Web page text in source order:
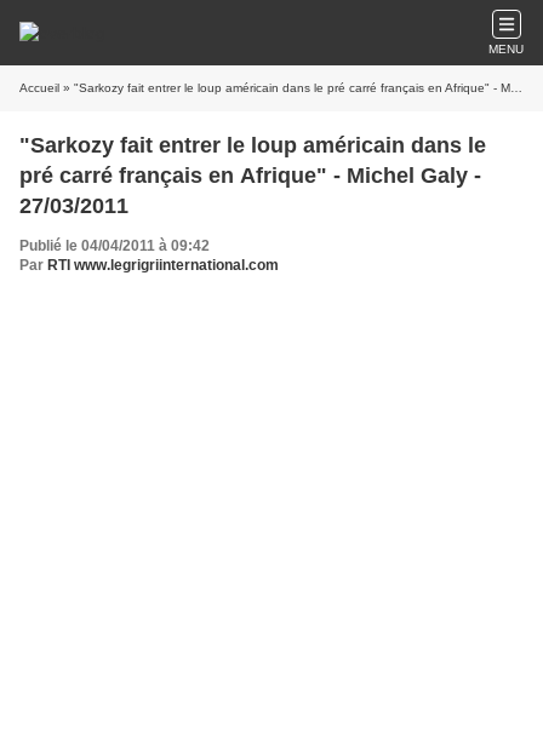
MENU
Accueil » "Sarkozy fait entrer le loup américain dans le pré carré français en Afrique" - Michel Galy - 27/03/2011
"Sarkozy fait entrer le loup américain dans le
pré carré français en Afrique" - Michel Galy -
27/03/2011
Publié le 04/04/2011 à 09:42
Par RTI www.legrigriinternational.com